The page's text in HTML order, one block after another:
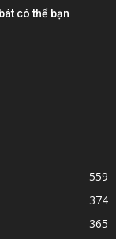
có thể bạn
559
374
365